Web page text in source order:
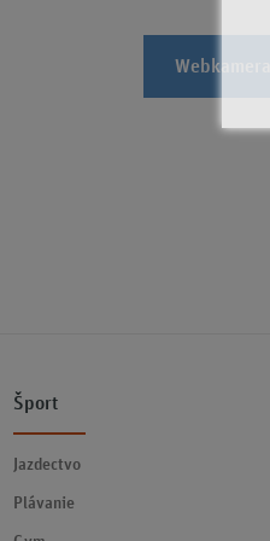
Webkamera
Šport
Jazdectvo
Plávanie